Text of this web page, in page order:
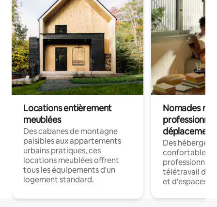
Locations entièrement
meublées
Des cabanes de montagne
paisibles aux appartements
urbains pratiques, ces
locations meublées offrent
tous les équipements d'un
logement standard.
Nomades
déplacement
Des
confortables
professionnels
télétravail
et d'espaces